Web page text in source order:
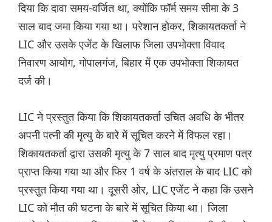
दिया कि दावा समय-वर्जित था, क्योंकि फॉर्म समय सीमा के 3
साल बाद जमा किया गया था। परेशान होकर, शिकायतकर्ता ने
LIC और उसके एजेंट के खिलाफ जिला उपभोक्ता विवाद
निवारण आयोग, गोपालगंज, बिहार में एक उपभोक्ता शिकायत
दर्ज की।
LIC ने प्रस्तुत किया कि शिकायतकर्ता उचित अवधि के भीतर
अपनी पत्नी की मृत्यु के बारे में सूचित करने में विफल रहा।
शिकायतकर्ता द्वारा उसकी मृत्यु के 7 साल बाद मृत्यु प्रमाण पत्र
प्राप्त किया गया था और फिर 1 वर्ष के अंतराल के बाद LIC को
प्रस्तुत किया गया था। दूसरी ओर, LIC एजेंट ने कहा कि उसने
LIC को मौत की घटना के बारे में सूचित किया था। जिला